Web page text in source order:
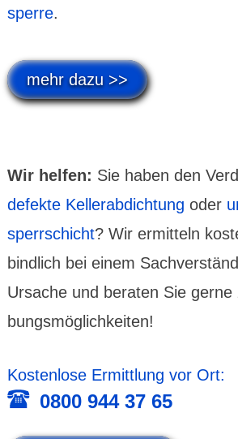
sperre.
mehr dazu >>
Wir helfen: Sie haben den
defekte Keller­abdich­tung oder
sperr­schicht? Wir ermitteln
bind­lich bei einem
Ursache und beraten Sie
bungs­möglich­keiten!
Kosten­lose Ermitt­lung vor Ort:
0800 944 37 65